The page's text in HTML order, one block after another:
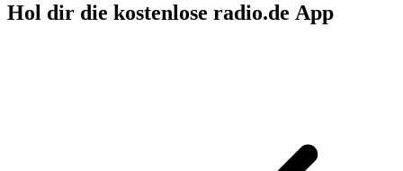
Hol dir die kostenlose radio.de App